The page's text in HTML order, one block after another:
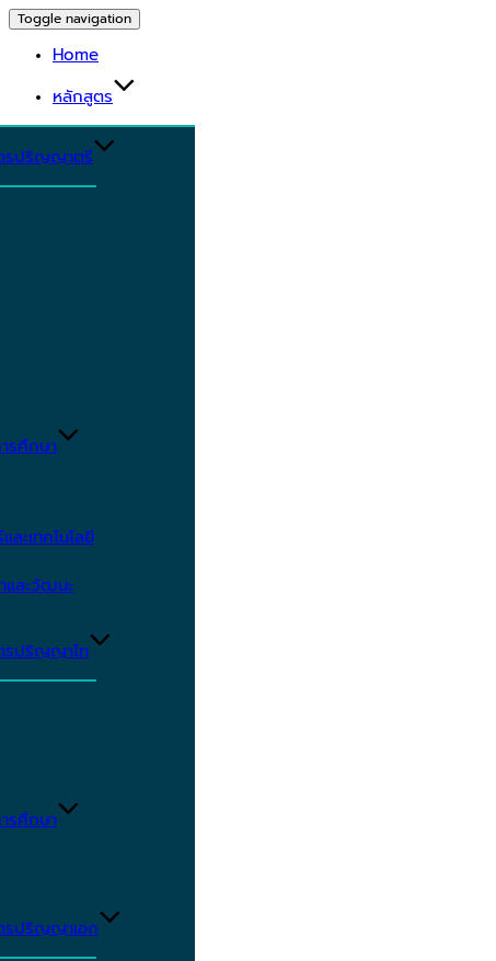
Toggle navigation
Home
หลักสูตร
รปริญญาตรี
รศึกษา
ะเทคโนโลยี
และวัฒนะ
รปริญญาโท
รศึกษา
รปริญญาเอก